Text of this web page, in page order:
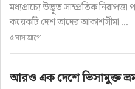
মধ্যপ্রাচ্যে উদ্ভূত সাম্প্রতিক নিরাপত্তা
কয়েকটি দেশ তাদের আকাশসীমা ...
৫ মাস আগে
আরও এক দেশে ভিসামুক্ত